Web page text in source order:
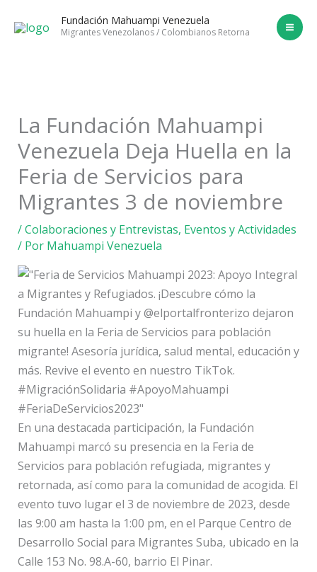
Fundación Mahuampi Venezuela
Migrantes Venezolanos / Colombianos Retorna
La Fundación Mahuampi
Venezuela Deja Huella en la
Feria de Servicios para
Migrantes 3 de noviembre
/Colaboraciones y Entrevistas, Eventos y Actividades
/ Por Mahuampi Venezuela
En una destacada participación, la Fundación
Mahuampi marcó su presencia en la Feria de
Servicios para población refugiada, migrantes y
retornada, así como para la comunidad de acogida. El
evento tuvo lugar el 3 de noviembre de 2023, desde
las 9:00 am hasta la 1:00 pm, en el Parque Centro de
Desarrollo Social para Migrantes Suba, ubicado en la
Calle 153 No. 98.A-60, barrio El Pinar.